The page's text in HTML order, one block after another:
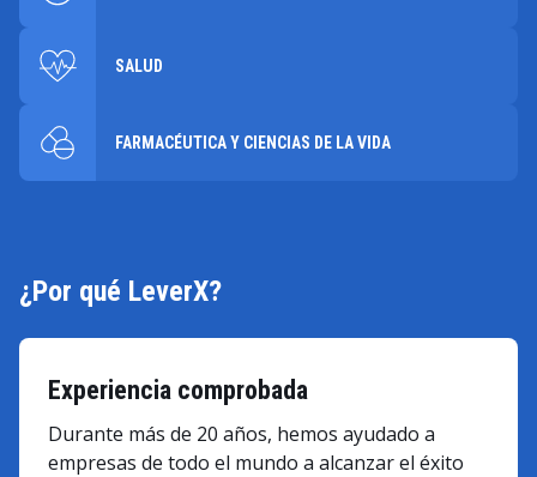
SALUD
FARMACÉUTICA Y CIENCIAS DE LA VIDA
¿Por qué LeverX?
Experiencia comprobada
Durante más de 20 años, hemos ayudado a
empresas de todo el mundo a alcanzar el éxito